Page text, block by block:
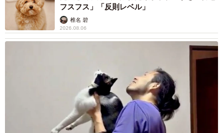
フスフス」「反則レベル」
椎名 碧
2026.08.06